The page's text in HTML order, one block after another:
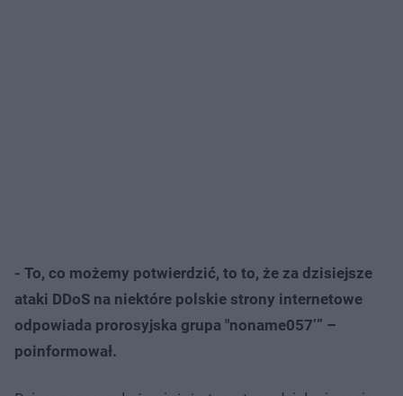
- To, co możemy potwierdzić, to to, że za dzisiejsze
ataki DDoS na niektóre polskie strony internetowe
odpowiada prorosyjska grupa "noname057’” –
poinformował.